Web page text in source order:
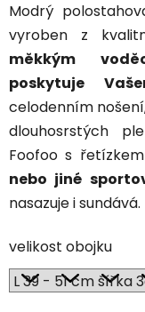
Modrý
vyroben z
měkkým
poskytuje
celodenním
dlouhosrstých
Foofoo s
nebo jiné
nasazuje i sundává.
velikost obojku